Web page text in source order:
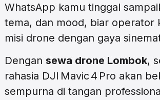
WhatsApp kamu tinggal
tema, dan mood, biar operator
misi drone dengan gaya
Dengan sewa drone Lombok,
rahasia DJI Mavic 4 Pro akan
sempurna di tangan